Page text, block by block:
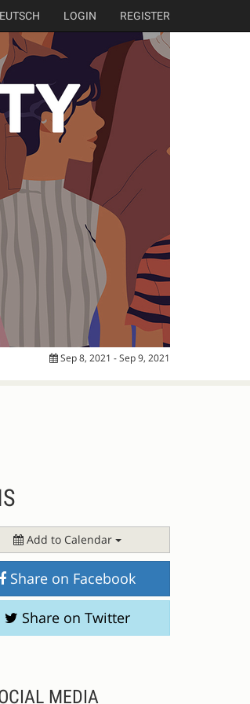
LOGIN REGISTER
Sep 8, 2021 - Sep 9, 2021
Add to Calendar
Share on Facebook
Share on Twitter
MEDIA